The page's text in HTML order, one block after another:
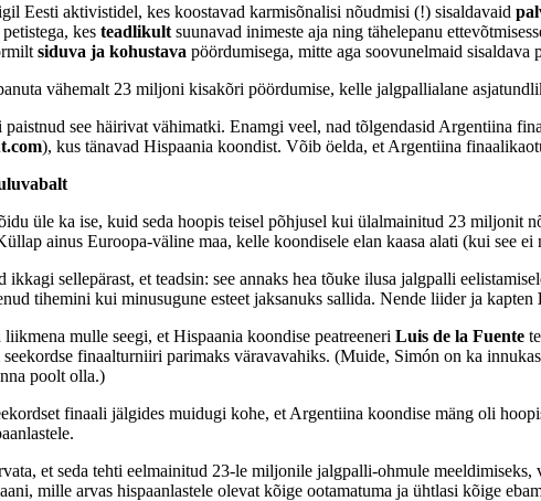
Eesti aktivistidel, kes koostavad karmisõnalisi nõudmisi (!) sisaldavaid
kes teadlikult suunavad inimeste aja ning tähelepanu
siduva ja kohustava pöördumisega, mitte aga soovunelmaid sisaldava
vähemalt 23 miljoni kisakõri pöördumise, kelle jalgpallialane
see häirivat vähimatki. Enamgi veel, nad tõlgendasid Argentiina
), kus tänavad Hispaania koondist. Võib öelda, et Argentiina
üle ka ise, kuid seda hoopis teisel põhjusel kui ülalmainitud 23 miljonit
ainus Euroopa-väline maa, kelle koondisele elan kaasa alati (kui see
ikkagi sellepärast, et teadsin: see annaks hea tõuke ilusa jalgpalli
tihemini kui minusugune esteet jaksanuks sallida. Nende liider ja kapten
mulle seegi, et Hispaania koondise peatreeneri Luis de la Fuente
finaalturniiri parimaks väravavahiks. (Muide, Simón on ka
poolt olla.)
finaali jälgides muidugi kohe, et Argentiina koondise mäng oli
et seda tehti eelmainitud 23-le miljonile jalgpalli-ohmule
mille arvas hispaanlastele olevat kõige ootamatuma ja ühtlasi kõige